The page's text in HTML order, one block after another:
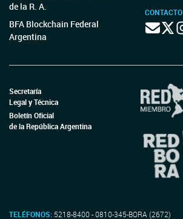
de la R. A.
BFA Blockchain Federal
Argentina
CONTACTO
Secretaría
Legal y Técnica
Boletín Oficial
de la República Argentina
TELÉFONOS: 5218-8400 - 0810-345-BORA (2672)